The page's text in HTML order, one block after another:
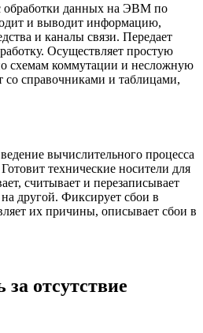
обработки данных на ЭВМ по
и выводит информацию,
и каналы связи. Передает
Осуществляет простую
схемам коммутации и несложную
со справочниками и таблицами,
вычислительного процесса
технические носители для
считывает и перезаписывает
другой. Фиксирует сбои в
их причины, описывает сбои в
за отсутствие